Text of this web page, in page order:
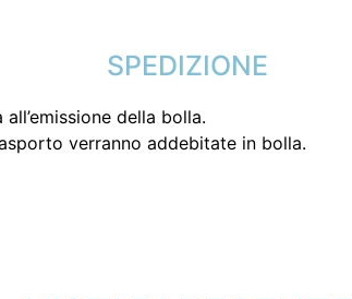
SPEDIZIONE
della bolla.
verranno addebitate in bolla.